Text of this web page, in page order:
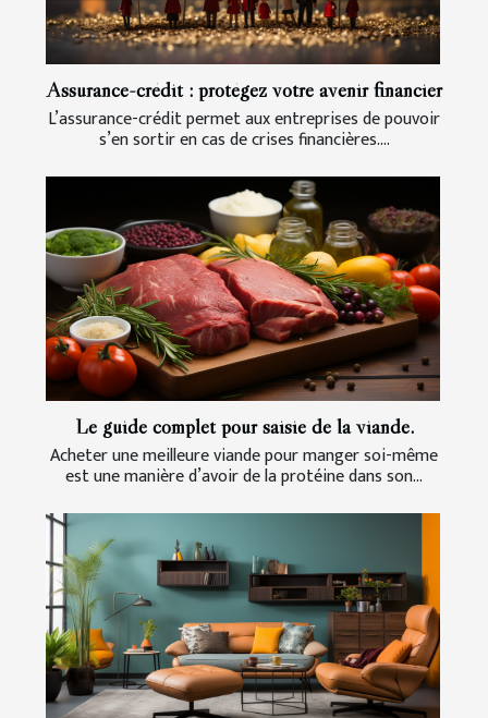
Assurance-crédit : protégez votre avenir financier
L’assurance-crédit permet aux entreprises de pouvoir
s’en sortir en cas de crises financières....
Le guide complet pour saisie de la viande.
Acheter une meilleure viande pour manger soi-même
est une manière d’avoir de la protéine dans son...